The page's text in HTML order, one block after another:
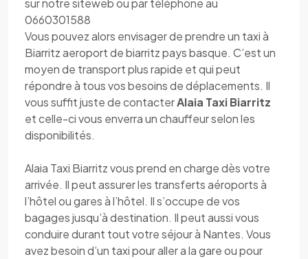
sur notre siteweb ou par téléphone au
0660301588
Vous pouvez alors envisager de prendre un taxi à
Biarritz aeroport de biarritz pays basque. C’est un
moyen de transport plus rapide et qui peut
répondre à tous vos besoins de déplacements. Il
vous suffit juste de contacterAlaia Taxi Biarritz
et celle-ci vous enverra un chauffeur selon les
disponibilités.
Alaia Taxi Biarritz vous prend en charge dès votre
arrivée. Il peut assurer les transferts aéroports à
l’hôtel ou gares à l’hôtel. Il s’occupe de vos
bagages jusqu’à destination. Il peut aussi vous
conduire durant tout votre séjour à Nantes. Vous
avez besoin d’un taxi pour aller a la gare ou pour